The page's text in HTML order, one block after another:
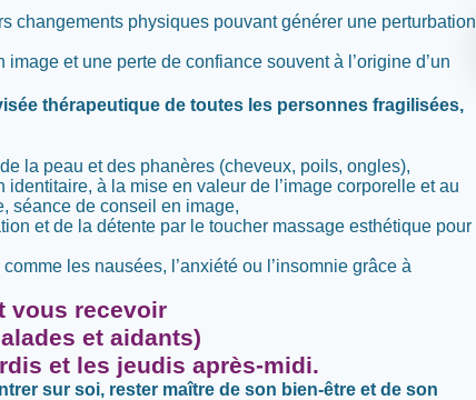
changements physiques pouvant générer une perturbation
et une perte de confiance souvent à l’origine d’un
thérapeutique de toutes les personnes fragilisées,
la peau et des phanères (cheveux, poils, ongles),
à la mise en valeur de l’image corporelle et au
séance de conseil en image,
et de la détente par le toucher massage esthétique pour
les nausées, l’anxiété ou l’insomnie grâce à
vous recevoir
et aidants)
et les jeudis après-midi.
sur soi, rester maître de son bien-être et de son